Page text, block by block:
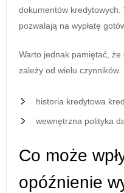
dokumentów
pozwalają na wypłatę
Warto jednak pamiętać,
zależy od wielu
historia kredytowa
wewnętrzna polityka
Co może
opóźnienie